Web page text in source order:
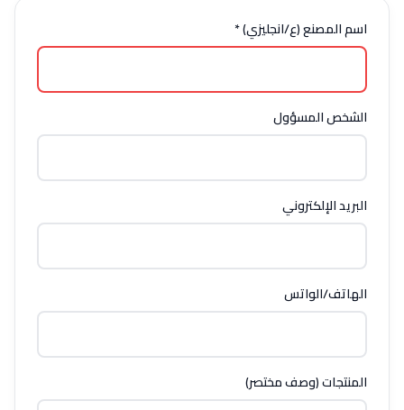
اسم المصنع (ع/انجليزي) *
الشخص المسؤول
البريد الإلكتروني
الهاتف/الواتس
المنتجات (وصف مختصر)